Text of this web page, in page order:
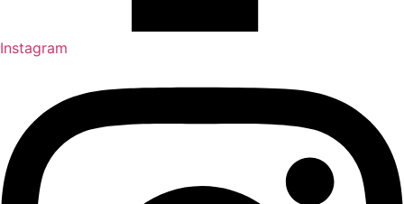
Instagram